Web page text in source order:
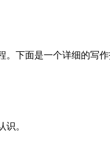
下面是一个详细的写
。